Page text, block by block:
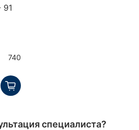
91
740
специалиста?